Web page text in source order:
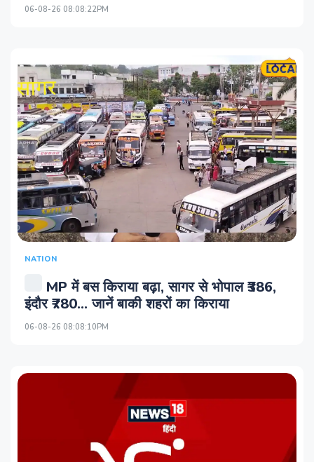
06-08-26 08:08:22PM
NATION
MP में बस किराया बढ़ा, सागर से भोपाल ₹386,
इंदौर ₹780... जानें बाकी शहरों का किराया
06-08-26 08:08:10PM